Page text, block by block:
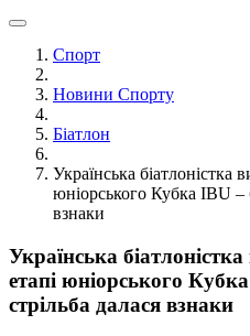
Спорт
Новини Спорту
Біатлон
Українська біатлоністка
юніорського Кубка IBU –
взнаки
Українська
етапі юніорського
стрільба далася взнаки